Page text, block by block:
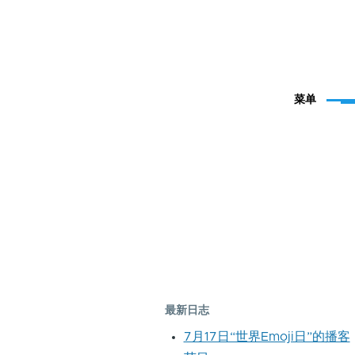
菜单
最新日志
7月17日“世界Emoji日”的播客